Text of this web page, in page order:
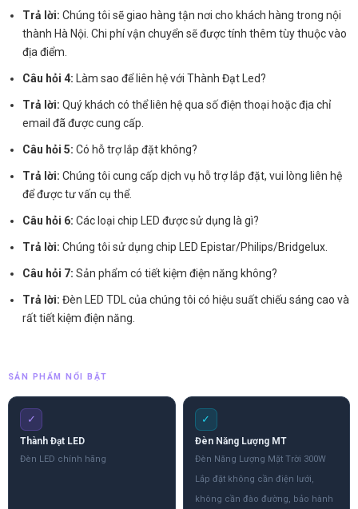
Trả lời: Chúng tôi sẽ giao hàng tận nơi cho khách hàng trong nội
thành Hà Nội. Chi phí vận chuyển sẽ được tính thêm tùy thuộc vào
địa điểm.
Câu hỏi 4: Làm sao để liên hệ với Thành Đạt Led?
Trả lời: Quý khách có thể liên hệ qua số điện thoại hoặc địa chỉ
email đã được cung cấp.
Câu hỏi 5: Có hỗ trợ lắp đặt không?
Trả lời: Chúng tôi cung cấp dịch vụ hỗ trợ lắp đặt, vui lòng liên hệ
để được tư vấn cụ thể.
Câu hỏi 6: Các loại chip LED được sử dụng là gì?
Trả lời: Chúng tôi sử dụng chip LED Epistar/Philips/Bridgelux.
Câu hỏi 7: Sản phẩm có tiết kiệm điện năng không?
Trả lời: Đèn LED TDL của chúng tôi có hiệu suất chiếu sáng cao và
rất tiết kiệm điện năng.
SẢN PHẨM NỔI BẬT
✓
Thành Đạt LED
Đèn LED chính hãng
✓
Đèn Năng Lượng MT
Đèn Năng Lượng Mặt Trời 300W
Lắp đặt không cần điện lưới,
không cần đào đường, bảo hành